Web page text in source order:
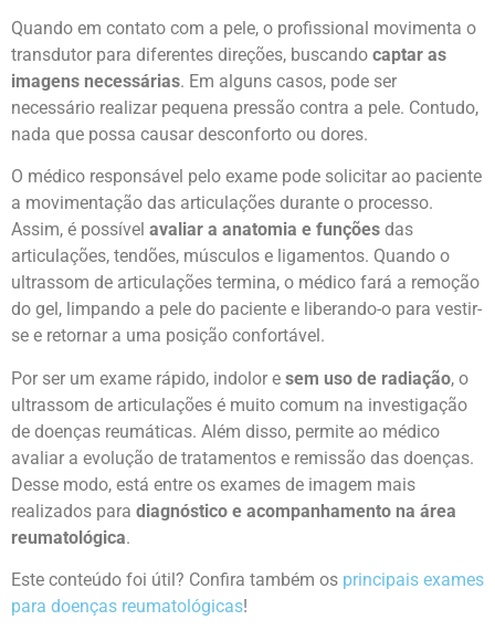
Quando em contato com a pele, o profissional movimenta o
transdutor para diferentes direções, buscando captar as
imagens necessárias. Em alguns casos, pode ser
necessário realizar pequena pressão contra a pele. Contudo,
nada que possa causar desconforto ou dores.
O médico responsável pelo exame pode solicitar ao paciente
a movimentação das articulações durante o processo.
Assim, é possível avaliar a anatomia e funções das
articulações, tendões, músculos e ligamentos. Quando o
ultrassom de articulações termina, o médico fará a remoção
do gel, limpando a pele do paciente e liberando-o para vestir-
se e retornar a uma posição confortável.
Por ser um exame rápido, indolor e sem uso de radiação, o
ultrassom de articulações é muito comum na investigação
de doenças reumáticas. Além disso, permite ao médico
avaliar a evolução de tratamentos e remissão das doenças.
Desse modo, está entre os exames de imagem mais
realizados para diagnóstico e acompanhamento na área
reumatológica.
Este conteúdo foi útil? Confira também os principais exames
para doenças reumatológicas!